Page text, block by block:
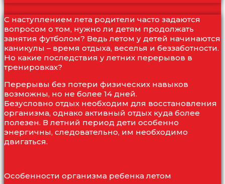
С наступлением лета родители часто задаются
вопросом о том, нужно ли детям продолжать
занятия футболом? Ведь летом у детей начинаются
каникулы – время отдыха, веселья и беззаботности.
Но какие последствия у летних перерывов в
тренировках?
Перерывы без потери физических навыков
возможны, но не более 14 дней.
Безусловно отдых необходим для восстановления
организма, однако активный отдых куда более
полезен. В летний период дети особенно
энергичны, следовательно, им необходимо
двигаться.
Особенности организма ребенка летом